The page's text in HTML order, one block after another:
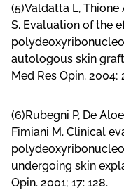
(5)Valdatta L, Thione
S. Evaluation of the
autologous skin
Med Res Opin. 2004;
(6)Rubegni P, De
Fimiani M. Clinical
undergoing skin
Opin. 2001; 17: 128.